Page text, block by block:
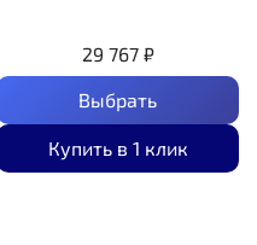
29 767 ₽
Выбрать
Купить в 1 клик